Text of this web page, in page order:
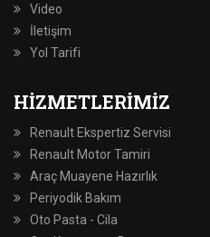
Video
İletişim
Yol Tarifi
HIZMETLERIMIZ
Renault Ekspertiz Servisi
Renault Motor Tamiri
Araç Muayene Hazırlık
Periyodik Bakım
Oto Pasta - Cila